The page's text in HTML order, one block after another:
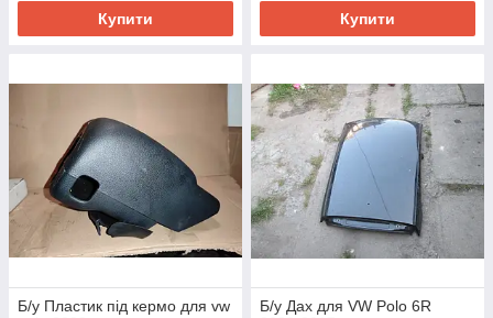
Купити Купити
Б/у Пластик під кермо для vw
Б/у Дах для VW Polo 6R